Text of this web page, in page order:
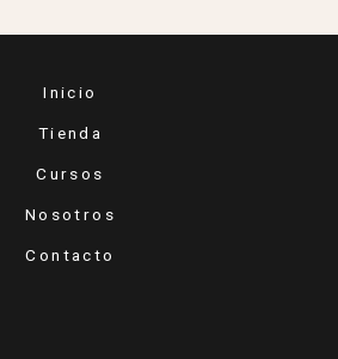
Inicio
Tienda
Cursos
Nosotros
Contacto